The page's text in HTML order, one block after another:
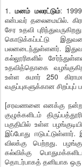
1.மனம் மலரட்டும்:
என்பவர் தலைமையில்.
சேர உதவி
கொடுக்கப்பட்டு
பலனடைந்துள்ளனர்.
கல்லூரிகளில்
உதவித்தொகை
உள்ள சுமார் 250
வகுப்புகளுக்கான சிறப்புப்
[சரவணனை எனக்கு
குழுக்களிடம்
பகுதியில் உள்ள
இப்போது
விலக்கு பெற்றது.
கல்விக்கு
தொடர்பாகத் தனியாக ஒரு